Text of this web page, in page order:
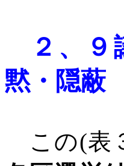
２、
黙・隠蔽
この(表